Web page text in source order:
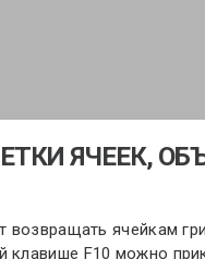
ЯЧЕЕК,
возвращать ячейкам
клавише F10 можно